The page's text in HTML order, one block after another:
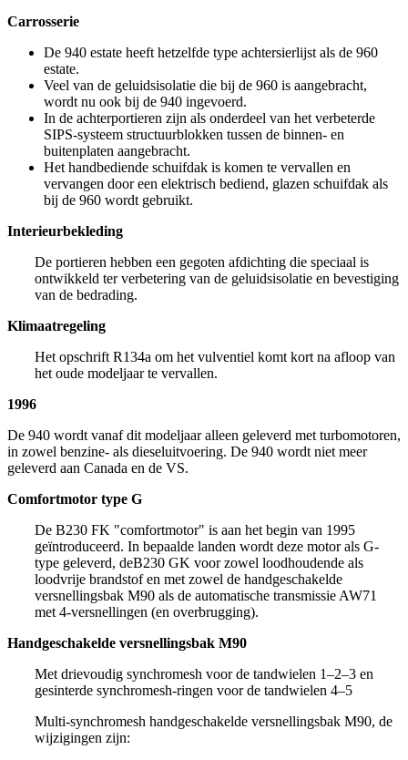
Carrosserie
De 940 estate heeft hetzelfde type achtersierlijst als de 960
estate.
Veel van de geluidsisolatie die bij de 960 is aangebracht,
wordt nu ook bij de 940 ingevoerd.
In de achterportieren zijn als onderdeel van het verbeterde
SIPS-systeem structuurblokken tussen de binnen- en
buitenplaten aangebracht.
Het handbediende schuifdak is komen te vervallen en
vervangen door een elektrisch bediend, glazen schuifdak als
bij de 960 wordt gebruikt.
Interieurbekleding
De portieren hebben een gegoten afdichting die speciaal is
ontwikkeld ter verbetering van de geluidsisolatie en bevestiging
van de bedrading.
Klimaatregeling
Het opschrift R134a om het vulventiel komt kort na afloop van
het oude modeljaar te vervallen.
1996
De 940 wordt vanaf dit modeljaar alleen geleverd met turbomotoren,
in zowel benzine- als dieseluitvoering. De 940 wordt niet meer
geleverd aan Canada en de VS.
Comfortmotor type G
De B230 FK "comfortmotor" is aan het begin van 1995
geïntroduceerd. In bepaalde landen wordt deze motor als G-
type geleverd, deB230 GK voor zowel loodhoudende als
loodvrije brandstof en met zowel de handgeschakelde
versnellingsbak M90 als de automatische transmissie AW71
met 4-versnellingen (en overbrugging).
Handgeschakelde versnellingsbak M90
Met drievoudig synchromesh voor de tandwielen 1–2–3 en
gesinterde synchromesh-ringen voor de tandwielen 4–5
Multi-synchromesh handgeschakelde versnellingsbak M90, de
wijzigingen zijn: